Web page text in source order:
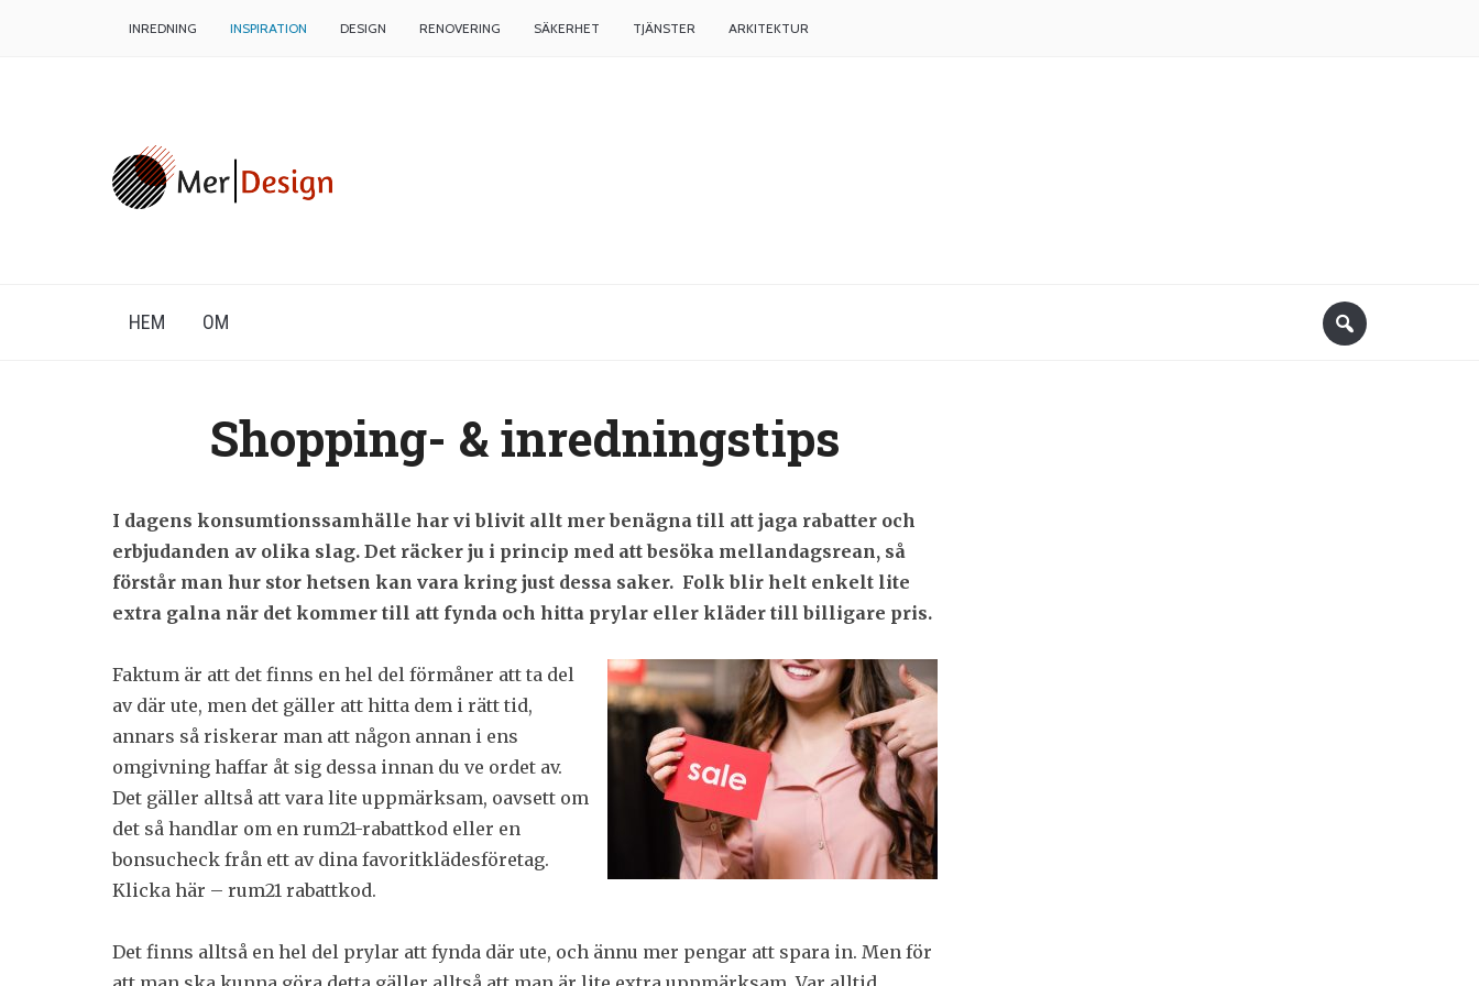
INREDNING INSPIRATION DESIGN RENOVERING SÄKERHET TJÄNSTER ARKITEKTUR
HEM OM
Shopping- & inredningstips
I dagens konsumtionssamhälle har vi blivit allt mer benägna till att jaga rabatter och
erbjudanden av olika slag. Det räcker ju i princip med att besöka mellandagsrean, så
förstår man hur stor hetsen kan vara kring just dessa saker. Folk blir helt enkelt lite
extra galna när det kommer till att fynda och hitta prylar eller kläder till billigare pris.
Faktum är att det finns en hel del förmåner att ta del
av där ute, men det gäller att hitta dem i rätt tid,
annars så riskerar man att någon annan i ens
omgivning haffar åt sig dessa innan du ve ordet av.
Det gäller alltså att vara lite uppmärksam, oavsett om
det så handlar om en rum21-rabattkod eller en
bonsucheck från ett av dina favoritklädesföretag.
Klicka här – rum21 rabattkod.
Det finns alltså en hel del prylar att fynda där ute, och ännu mer pengar att spara in. Men för